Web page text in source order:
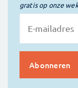
gratis op onze